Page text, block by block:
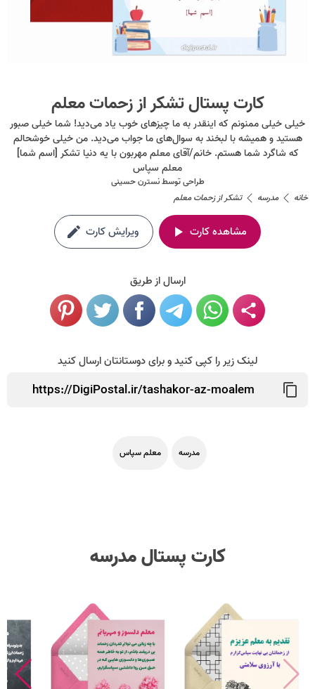
کارت پستال تشکر از زحمات معلم
خیلی خیلی ممنونم که اینقدر به ما چیزهای خوب یاد می‌دید! شما خیلی صبور
هستید و همیشه با لبخند به سوال‌های ما جواب می‌دید. من خیلی خوشحالم
که شاگرد شما هستم. خانم/آقای معلم مهربون با یه دنیا تشکر [اسم شما]
معلم سپاس
طراحی توسطنسترن حسینی
خانه
مدرسه تشکر از زحمات معلم
مشاهده کارت ویرایش کارت
ارسال از طریق
لینک زیر را کپی کنید و برای دوستانتان ارسال کنید
مدرسه معلم سپاس
کارت پستال مدرسه